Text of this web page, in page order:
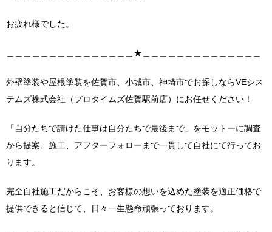
お疲れ様でした。
＿＿＿＿＿＿＿＿＿＿＿＿＿＿＿★＿＿＿＿＿＿＿＿＿＿＿＿＿＿
外壁塗装や屋根塗装を佐賀市、小城市、神埼市でお探しならVEシス
テムズ株式会社（プロタイムズ佐賀駅前店）にお任せください！
「自分たちで請けた仕事は自分たちで最後まで」をモットーに調査
から提案、施工、アフターフォローまで一貫して自社にて行ってお
ります。
完全自社施工だからこそ、お客様の想いを込めた塗装を適正価格で
提供できると信じて、日々一生懸命頑張っております。